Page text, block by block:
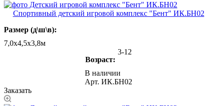
Спортивный детский игровой комплекс "Бент" ИК.БН02
Размер (д\ш\в):
7,0х4,5х3,8м
Возраст:
3-12
В наличии
Арт. ИК.БН02
Заказать